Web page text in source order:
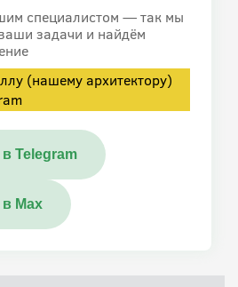
специалистом — так мы
задачи и найдём
(нашему архитектору)
Telegram
Max